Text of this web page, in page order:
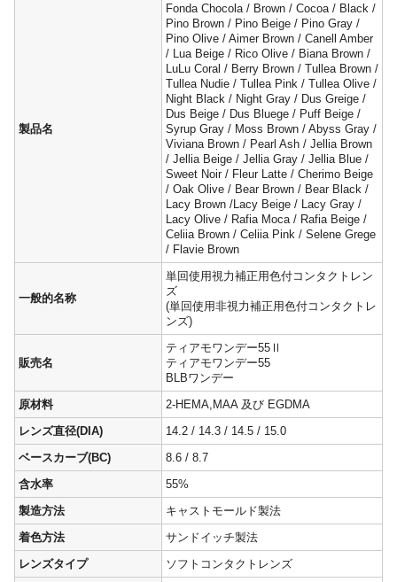
製品名
Fonda Chocola / Brown / Cocoa / Black /
Pino Brown / Pino Beige / Pino Gray /
Pino Olive / Aimer Brown / Canell Amber
/ Lua Beige / Rico Olive / Biana Brown /
LuLu Coral / Berry Brown / Tullea Brown /
Tullea Nudie / Tullea Pink / Tullea Olive /
Night Black / Night Gray / Dus Greige /
Dus Beige / Dus Bluege / Puff Beige /
Syrup Gray / Moss Brown / Abyss Gray /
Viviana Brown / Pearl Ash / Jellia Brown
/ Jellia Beige / Jellia Gray / Jellia Blue /
Sweet Noir / Fleur Latte / Cherimo Beige
/ Oak Olive / Bear Brown / Bear Black /
Lacy Brown /Lacy Beige / Lacy Gray /
Lacy Olive / Rafia Moca / Rafia Beige /
Celiia Brown / Celiia Pink / Selene Grege
/ Flavie Brown
一般的名称
単回使用視力補正用色付コンタクトレン
ズ
(単回使用非視力補正用色付コンタクトレ
ンズ)
販売名
ティアモワンデー55Ⅱ
ティアモワンデー55
BLBワンデー
原材料
2-HEMA,MAA 及び EGDMA
レンズ直径(DIA)
14.2 / 14.3 / 14.5 / 15.0
ベースカーブ(BC)
8.6 / 8.7
含水率
55%
製造方法
キャストモールド製法
着色方法
サンドイッチ製法
レンズタイプ
ソフトコンタクトレンズ